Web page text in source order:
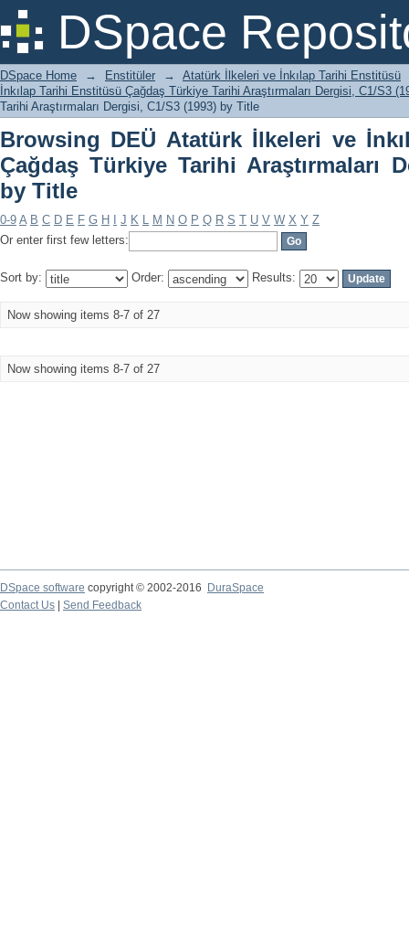
DSpace
Browsing DEÜ Atatürk İlkeleri ve
Araştırmaları Dergisi, C1/S3 (1993) by
DSpace Home → Enstitüler →
Atatürk İlkeleri ve İnkılap Tarihi Enstitüsü
İnkılap Tarihi Enstitüsü Çağdaş Türkiye Tarihi Araştırmaları Dergisi, C1/S3
Tarihi Araştırmaları Dergisi, C1/S3 (1993) by Title
Browsing DEÜ Atatürk İlkeleri ve
Çağdaş Türkiye Tarihi Araştırmaları
by Title
0-9 A B C D E F G H J K L M N O P Q R S T U V W X Y Z
Or enter first few letters:
Sort by: Order: Results:
Now showing items 8-7 of 27
Now showing items 8-7 of 27
DSpace software copyright © 2002-2016
DuraSpace
Contact Us
Send Feedback